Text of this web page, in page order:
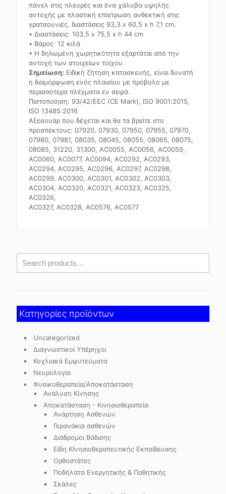
πάνελ στις πλευρές και ένα χάλυβα υψηλής
αντοχής με πλαστική επίστρωση ανθεκτική στις
γρατσουνιές, διαστάσεις 93,3 x 60,5 x h 7,1 cm.
• Διαστάσεις: 103,5 x 75,5 x h 44 cm
• Βάρος: 12 κιλά
• Η δηλωμένη χωρητικότητα εξαρτάται από την
αντοχή των στοιχείων τοίχου.
Σημείωση: Ειδική ζήτηση κατασκευής, είναι δυνατή
η διαμόρφωση ενός πλαισίου με πρόβολο με
περισσότερα πλέγματα εν σειρά.
Πιστοποίηση: 93/42/EEC (CE Mark), ISO 9001:2015,
ISO 13485:2016
Αξεσουάρ που δέχεται και θα τα βρείτε στο
προσπέκτους: 07920, 07930, 07950, 07955, 07970,
07980, 07981, 08035, 08045, 08055, 08065, 08075,
08085, 31220, 31300, AC0055, AC0056, AC0059,
AC0060, AC0077, AC0094, AC0292, AC0293,
AC0294, AC0295, AC0296, AC0297, AC0298,
AC0299, AC0300, AC0301, AC0302, AC0303,
AC0304, AC0320, AC0321, AC0323, AC0325,
AC0326,
AC0327, AC0328, AC0576, AC0577
Κατηγορίες προϊόντων
Uncategorized
Διαγνωστικοί Υπέρηχοι
Κοχλιακά Εμφυτεύματα
Νευρολογία
Φυσικοθεραπεία/Αποκατάσταση
Ανάλυση Κίνησης
Αποκατάσταση - Κινησιοθεραπεία
Ανάρτηση Ασθενών
Γερανάκια ασθενών
Διάδρομοι Βάδισης
Είδη ΚΙνησιοθεραπευτικής Εκπαίδευσης
Ορθοστάτες
Ποδήλατα Ενεργητικής & Παθητικής
Σκάλες